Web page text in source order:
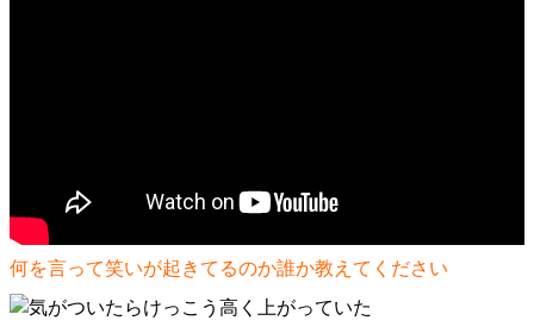
何を言って笑いが起きてるのか誰か教えてください